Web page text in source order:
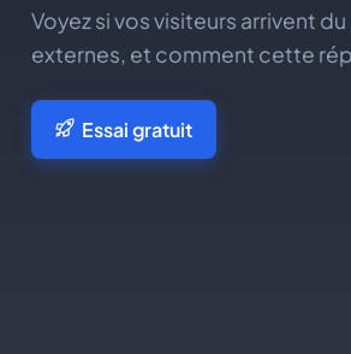
Voyez si vos visiteurs arrivent
externes, et comment cette
Essai gratuit